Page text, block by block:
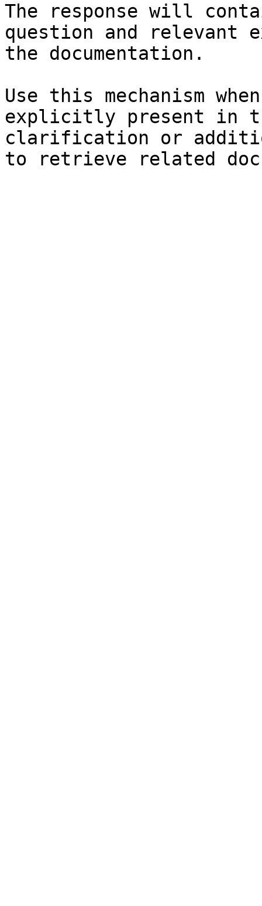
The response will
question and relevant
the documentation.
Use this mechanism
explicitly present in
clarification or